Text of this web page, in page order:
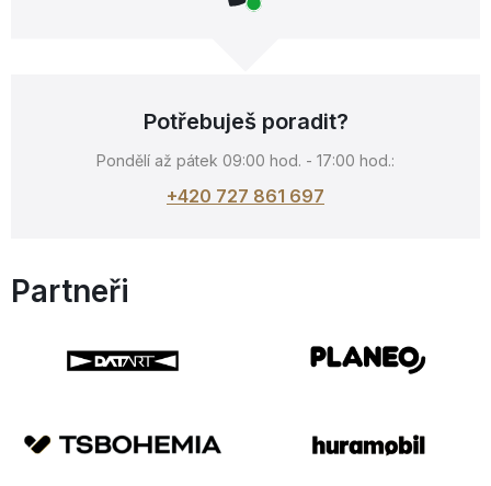
Potřebuješ poradit?
Pondělí až pátek 09:00 hod. - 17:00 hod.:
+420 727 861 697
Partneři